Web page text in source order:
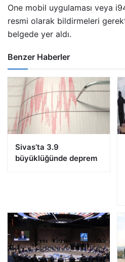
One mobil uygulaması veya
resmi olarak bildirmeleri
belgede yer aldı.
Benzer Haberler
Sivas’ta 3.9
büyüklüğünde deprem